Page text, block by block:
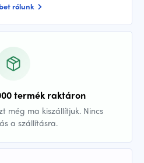
rólunk
termék raktáron
még ma kiszállítjuk. Nincs
a szállításra.